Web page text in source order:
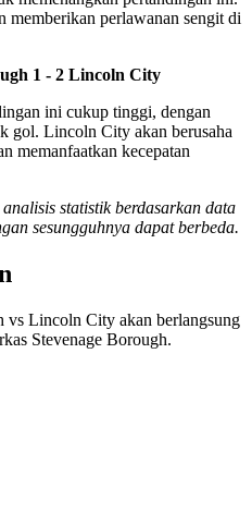
memberikan perlawanan sengit di
1 - 2 Lincoln City
ini cukup tinggi, dengan
gol. Lincoln City akan berusaha
memanfaatkan kecepatan
statistik berdasarkan data
sesungguhnya dapat berbeda.
vs Lincoln City akan berlangsung
Stevenage Borough.